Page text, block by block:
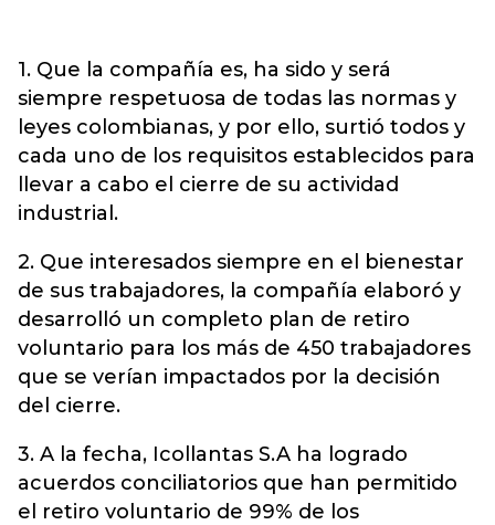
1. Que la compañía es, ha sido y será
siempre respetuosa de todas las normas y
leyes colombianas, y por ello, surtió todos y
cada uno de los requisitos establecidos para
llevar a cabo el cierre de su actividad
industrial.
2. Que interesados siempre en el bienestar
de sus trabajadores, la compañía elaboró y
desarrolló un completo plan de retiro
voluntario para los más de 450 trabajadores
que se verían impactados por la decisión
del cierre.
3. A la fecha, Icollantas S.A ha logrado
acuerdos conciliatorios que han permitido
el retiro voluntario de 99% de los